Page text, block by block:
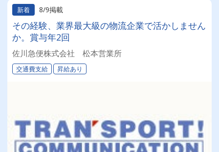
新着 8/9掲載
その経験、業界最大級の物流企業で活かしません
か。賞与年2回
佐川急便株式会社 松本営業所
交通費支給 昇給あり